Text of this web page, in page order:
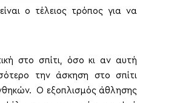
ο τέλειος τρόπος για να
στο σπίτι, όσο κι αν αυτή
την άσκηση στο σπίτι
Ο εξοπλισμός άθλησης